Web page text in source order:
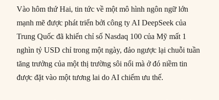
Vào hôm thứ Hai, tin tức về một mô hình ngôn ngữ lớn
mạnh mẽ được phát triển bởi công ty AI DeepSeek của
Trung Quốc đã khiến chỉ số Nasdaq 100 của Mỹ mất 1
nghìn tỷ USD chỉ trong một ngày, đảo ngược lại chuỗi tuần
tăng trưởng của một thị trường sôi nổi mà ở đó niềm tin
được đặt vào một tương lai do AI chiếm ưu thế.